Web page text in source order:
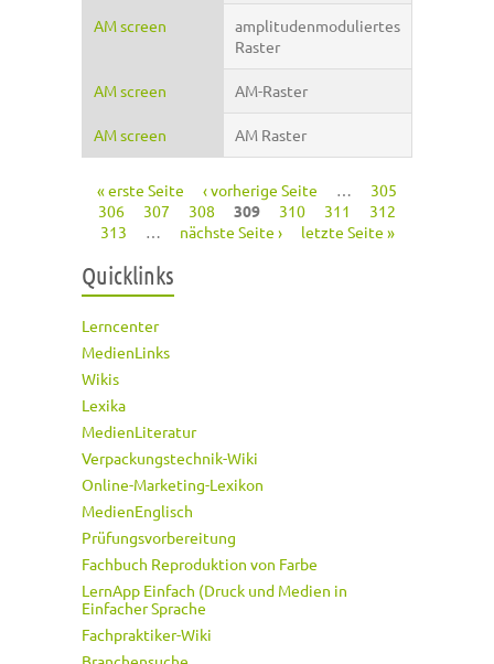
AM screen
amplitudenmoduliertes
Raster
AM screen AM-Raster
AM screen AM Raster
Seiten
« erste Seite ‹ vorherige Seite …
305
306
307 308 309 310 311
312
313
… nächste Seite › letzte Seite »
Quicklinks
Lerncenter
MedienLinks
Wikis
Lexika
MedienLiteratur
Verpackungstechnik-Wiki
Online-Marketing-Lexikon
MedienEnglisch
Prüfungsvorbereitung
Fachbuch Reproduktion von Farbe
LernApp Einfach (Druck und Medien in
Einfacher Sprache
Fachpraktiker-Wiki